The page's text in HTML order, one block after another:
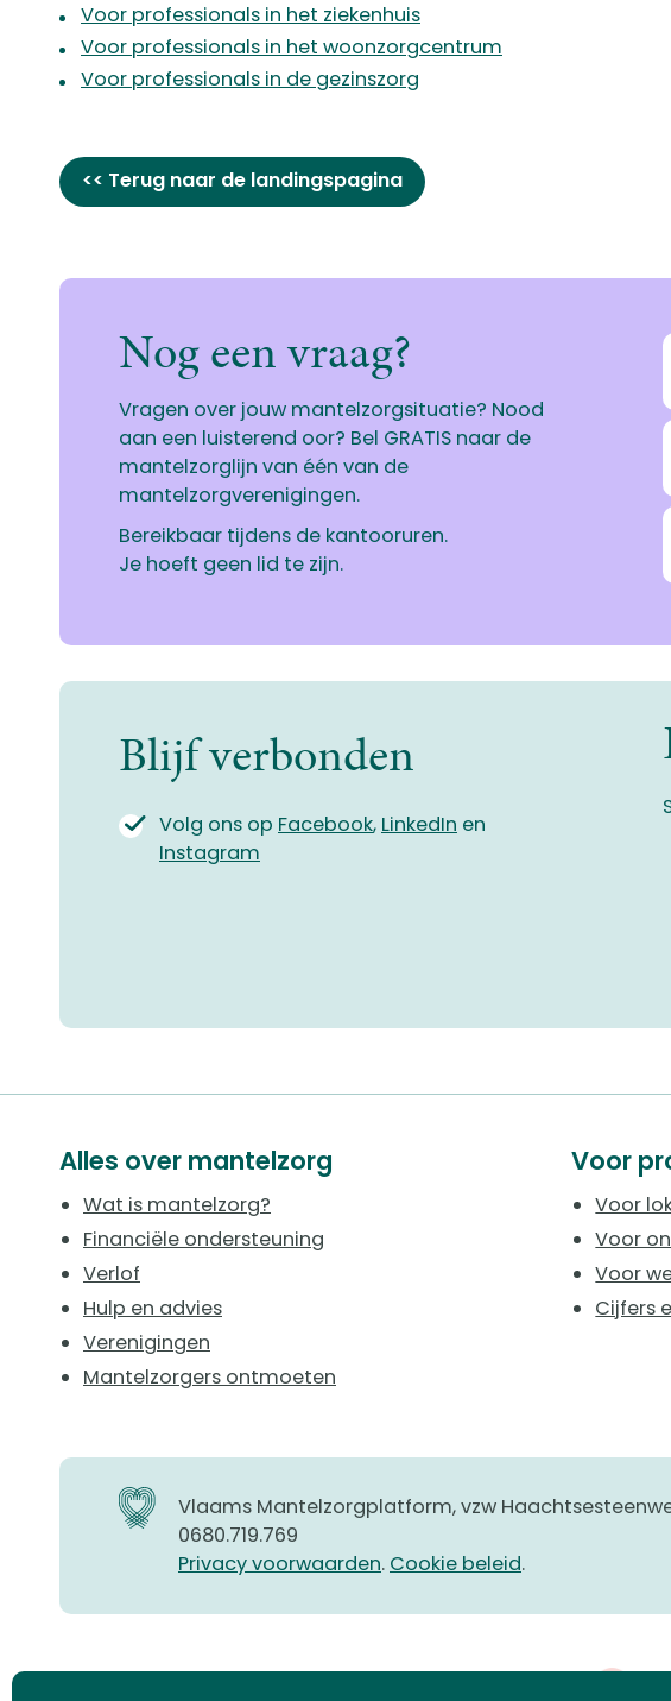
Voor professionals in het ziekenhuis
Voor professionals in het woonzorgcentrum
Voor professionals in de gezinszorg
<< Terug naar de landingspagina
Nog een vraag?
Vragen over jouw mantelzorgsituatie? Nood
aan een luisterend oor? Bel GRATIS naar de
mantelzorglijn van één van de
mantelzorgverenigingen.
Bereikbaar tijdens de kantooruren.
Je hoeft geen lid te zijn.
Blijf verbonden
Volg ons op Facebook, LinkedIn en
Instagram
Alles over mantelzorg
Wat is mantelzorg?
Financiële ondersteuning
Verlof
Hulp en advies
Verenigingen
Mantelzorgers ontmoeten
Voor
Voor
Voor
Voor
Cijfers
Vlaams Mantelzorgplatform, vzw
0680.719.769
Privacy voorwaarden. Cookie beleid.